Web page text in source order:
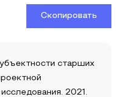
Скопировать
старших
2021.